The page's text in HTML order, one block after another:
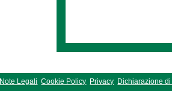
Note Legali Cookie Policy Privacy Dichiarazione